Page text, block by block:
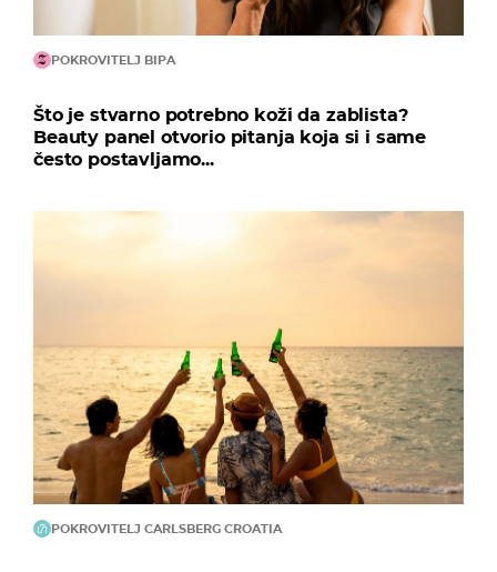
POKROVITELJ BIPA
Što je stvarno potrebno koži da zablista?
Beauty panel otvorio pitanja koja si i same
često postavljamo...
POKROVITELJ CARLSBERG CROATIA